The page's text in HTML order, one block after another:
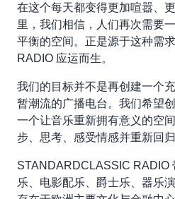
在这个每天都变得更加喧嚣、
里，我们相信，人们再次需要
平衡的空间。正是源于这种需
RADIO 应运而生。
我们的目标并不是再创建一个
暂潮流的广播电台。我们希望
一个让音乐重新拥有意义的空
步、思考、感受情感并重新回
STANDARDCLASSIC RADIO
乐、电影配乐、爵士乐、器乐